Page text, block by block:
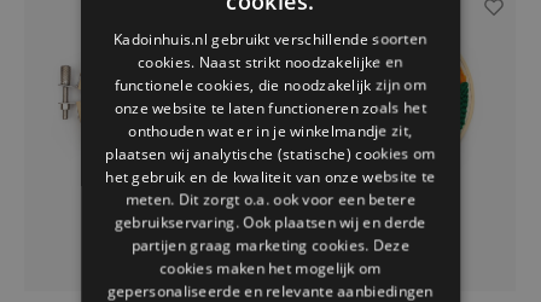
ENGLISH
Kadoinhuis.nl gebruikt verschillende soorten
cookies. Naast strikt noodzakelijke en
functionele cookies, die noodzakelijk zijn om
onze website te laten functioneren zoals het
onthouden wat er in je winkelmandje zit,
plaatsen wij analytische (statische) cookies om
het gebruik en de kwaliteit van onze website te
meten. Dit zorgt o.a. ook voor een betere
gebruikservaring. Ook plaatsen wij en derde
partijen graag marketing cookies. Deze
cookies maken het mogelijk om
gepersonaliseerde en relevante aanbiedingen